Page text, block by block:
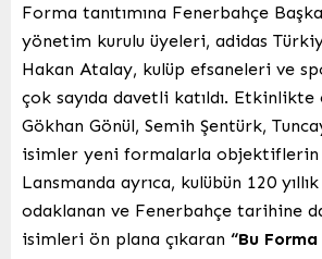
Forma tanıtımına Fenerbahçe
yönetim kurulu üyeleri, adidas
Hakan Atalay, kulüp efsaneleri ve
çok sayıda davetli katıldı.
Gökhan Gönül, Semih Şentürk,
isimler yeni formalarla objektiflerin
Lansmanda ayrıca, kulübün 120
odaklanan ve Fenerbahçe tarihine
isimleri ön plana çıkaran “Bu